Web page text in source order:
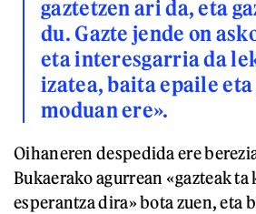
gaztetzen ari da, eta
du. Gazte jende on
eta interesgarria da
izatea, baita epaile
moduan ere».
Oihaneren despedida ere
Bukaerako agurrean «gazteak
esperantza dira» bota zuen, eta